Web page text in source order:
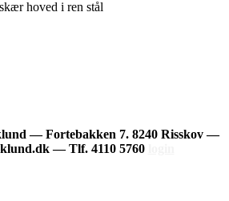
hoved i ren stål
— Fortebakken 7. 8240 Risskov —
— Tlf. 4110 5760